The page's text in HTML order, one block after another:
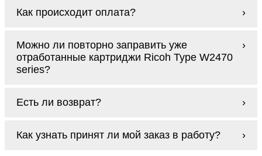
доставим заказ и сделаем это бесплатно
доставляем Вам картриджи Ricoh Type
W2470 series
Как происходит оплата?
W2470 series наличными курьеру при
получении заказа.
Можно ли повторно заправить уже
отработанные картриджи Ricoh Type W2470
series?
процесс проще, в случае с оригиналами
В любом случае вы можете заправить
картриджи Ricoh Type W2470 series. У нас
Есть ли возврат?
какой-то причине вам не подошли, мы при
Как узнать принят ли мой заказ в работу?